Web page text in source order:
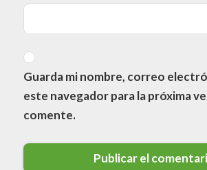
Guarda mi nombre, correo
este navegador para la próxima
comente.